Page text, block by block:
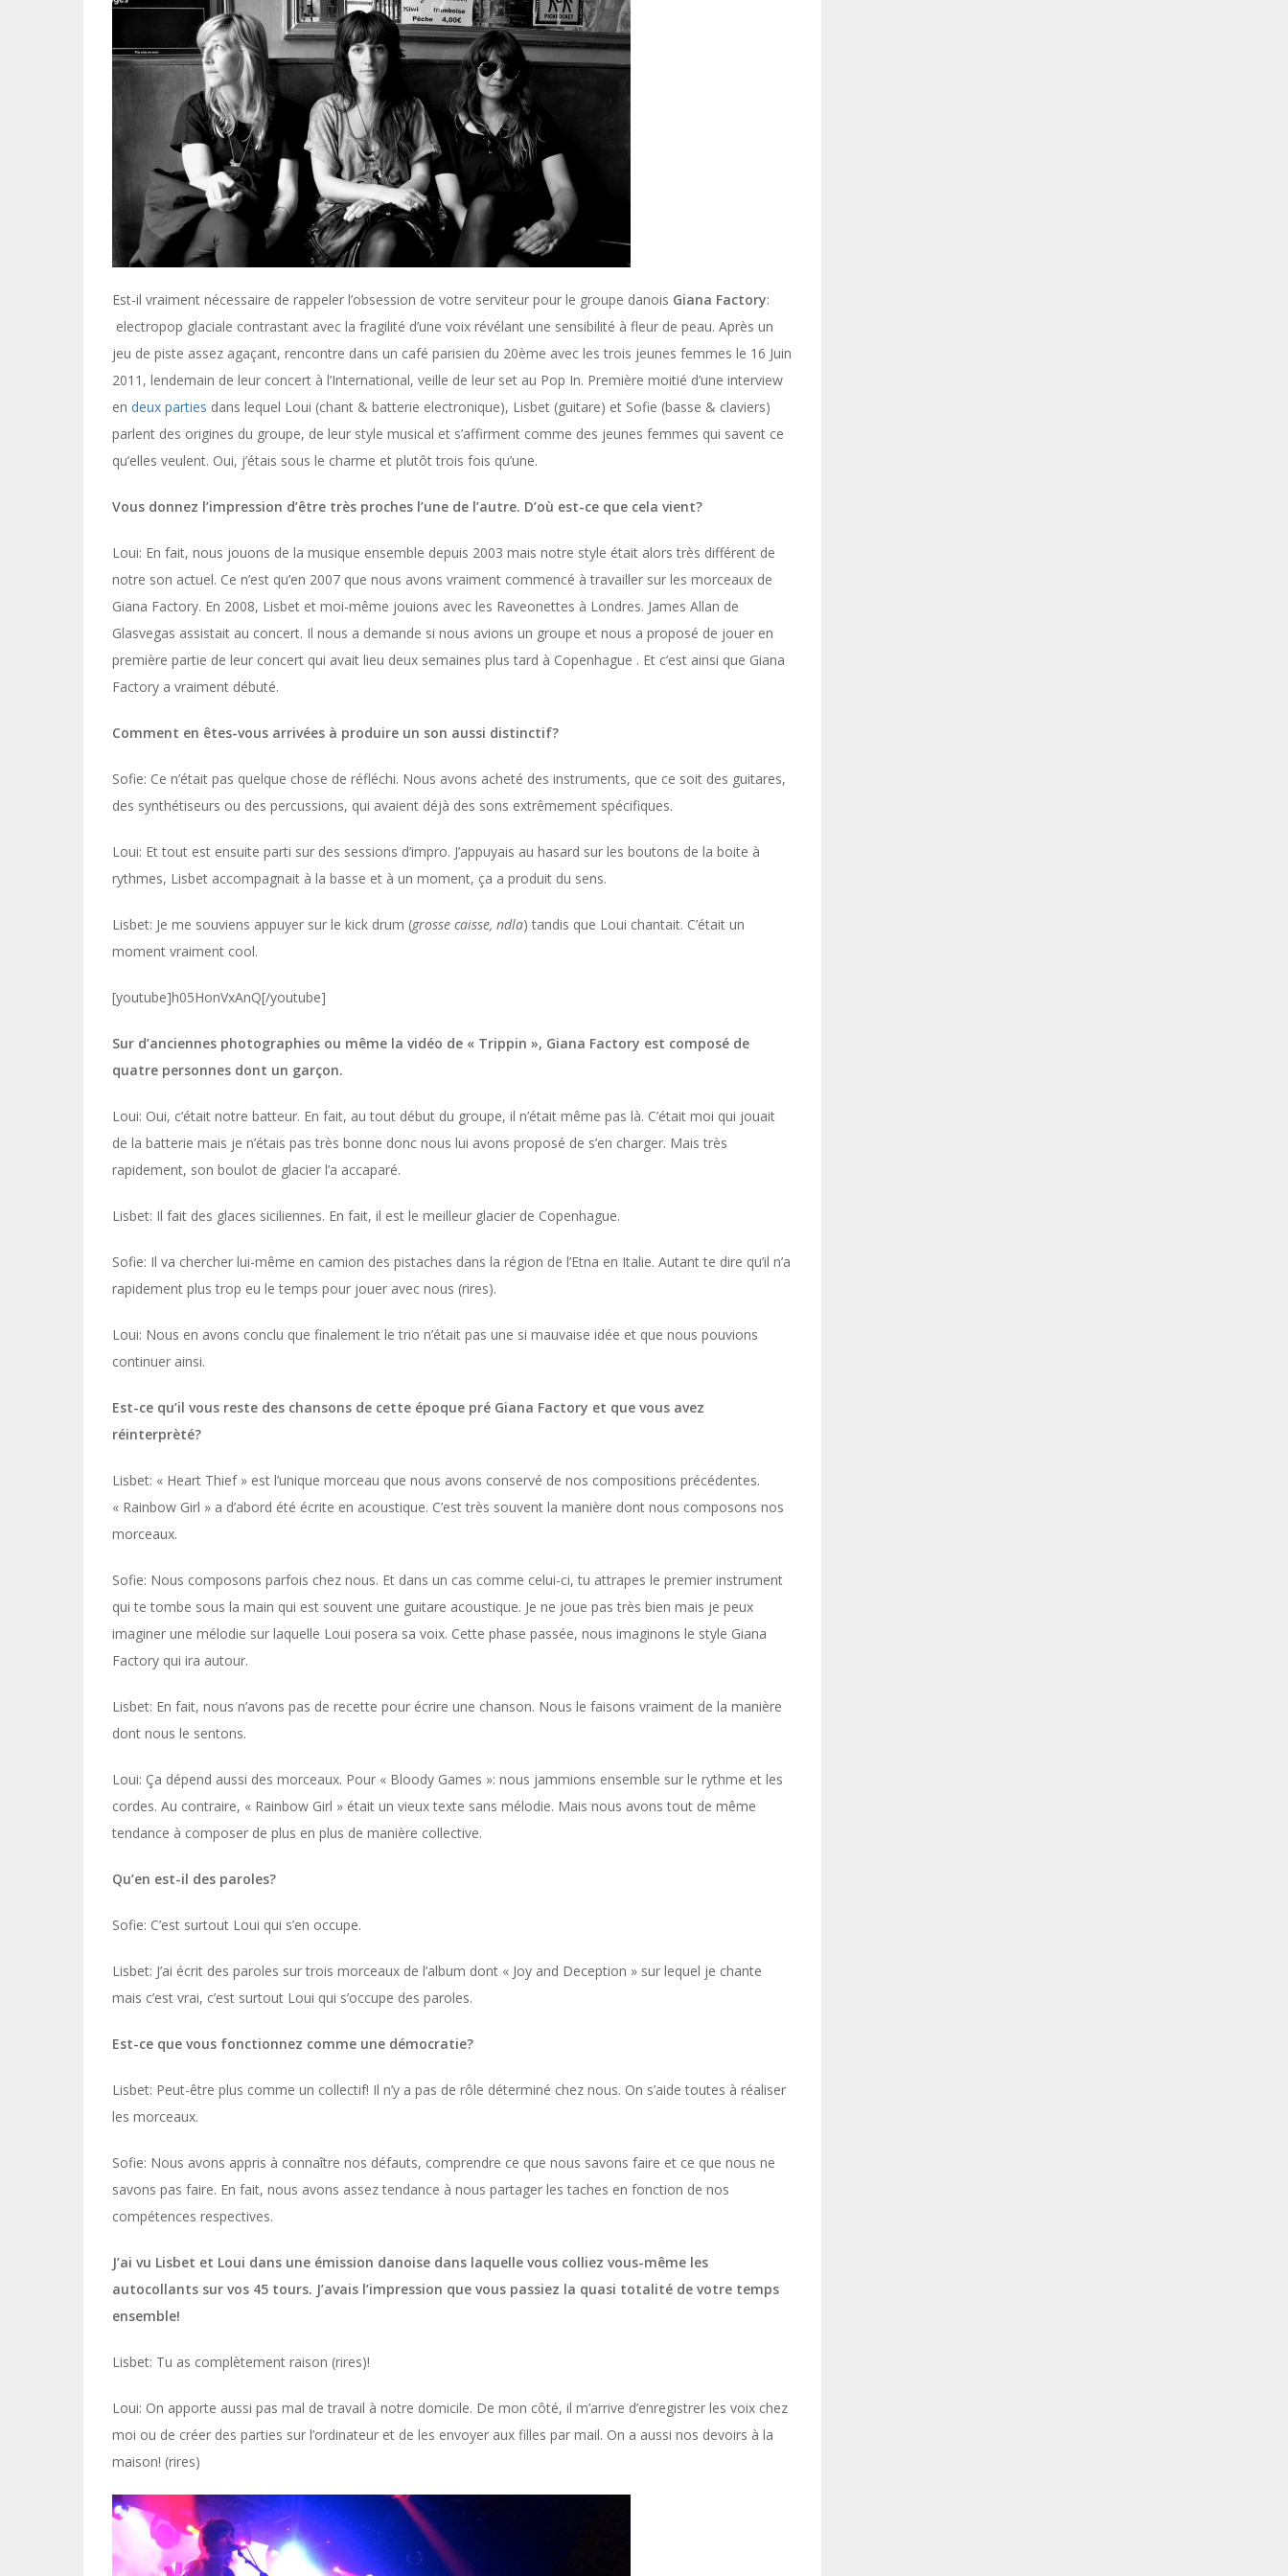
Est-il vraiment nécessaire de rappeler l’obsession de votre serviteur pour le groupe danois Giana Factory:
electropop glaciale contrastant avec la fragilité d’une voix révélant une sensibilité à fleur de peau. Après un
jeu de piste assez agaçant, rencontre dans un café parisien du 20ème avec les trois jeunes femmes le 16 Juin
2011, lendemain de leur concert à l’International, veille de leur set au Pop In. Première moitié d’une interview
en deux parties dans lequel Loui (chant & batterie electronique), Lisbet (guitare) et Sofie (basse & claviers)
parlent des origines du groupe, de leur style musical et s’affirment comme des jeunes femmes qui savent ce
qu’elles veulent. Oui, j’étais sous le charme et plutôt trois fois qu’une.
Vous donnez l’impression d’être très proches l’une de l’autre. D’où est-ce que cela vient?
Loui: En fait, nous jouons de la musique ensemble depuis 2003 mais notre style était alors très différent de
notre son actuel. Ce n’est qu’en 2007 que nous avons vraiment commencé à travailler sur les morceaux de
Giana Factory. En 2008, Lisbet et moi-même jouions avec les Raveonettes à Londres. James Allan de
Glasvegas assistait au concert. Il nous a demande si nous avions un groupe et nous a proposé de jouer en
première partie de leur concert qui avait lieu deux semaines plus tard à Copenhague . Et c’est ainsi que Giana
Factory a vraiment débuté.
Comment en êtes-vous arrivées à produire un son aussi distinctif?
Sofie: Ce n’était pas quelque chose de réfléchi. Nous avons acheté des instruments, que ce soit des guitares,
des synthétiseurs ou des percussions, qui avaient déjà des sons extrêmement spécifiques.
Loui: Et tout est ensuite parti sur des sessions d’impro. J’appuyais au hasard sur les boutons de la boite à
rythmes, Lisbet accompagnait à la basse et à un moment, ça a produit du sens.
Lisbet: Je me souviens appuyer sur le kick drum (grosse caisse, ndla) tandis que Loui chantait. C’était un
moment vraiment cool.
[youtube]h05HonVxAnQ[/youtube]
Sur d’anciennes photographies ou même la vidéo de « Trippin », Giana Factory est composé de
quatre personnes dont un garçon.
Loui: Oui, c’était notre batteur. En fait, au tout début du groupe, il n’était même pas là. C’était moi qui jouait
de la batterie mais je n’étais pas très bonne donc nous lui avons proposé de s’en charger. Mais très
rapidement, son boulot de glacier l’a accaparé.
Lisbet: Il fait des glaces siciliennes. En fait, il est le meilleur glacier de Copenhague.
Sofie: Il va chercher lui-même en camion des pistaches dans la région de l’Etna en Italie. Autant te dire qu’il n’a
rapidement plus trop eu le temps pour jouer avec nous (rires).
Loui: Nous en avons conclu que finalement le trio n’était pas une si mauvaise idée et que nous pouvions
continuer ainsi.
Est-ce qu’il vous reste des chansons de cette époque pré Giana Factory et que vous avez
réinterprèté?
Lisbet: « Heart Thief » est l’unique morceau que nous avons conservé de nos compositions précédentes.
« Rainbow Girl » a d’abord été écrite en acoustique. C’est très souvent la manière dont nous composons nos
morceaux.
Sofie: Nous composons parfois chez nous. Et dans un cas comme celui-ci, tu attrapes le premier instrument
qui te tombe sous la main qui est souvent une guitare acoustique. Je ne joue pas très bien mais je peux
imaginer une mélodie sur laquelle Loui posera sa voix. Cette phase passée, nous imaginons le style Giana
Factory qui ira autour.
Lisbet: En fait, nous n’avons pas de recette pour écrire une chanson. Nous le faisons vraiment de la manière
dont nous le sentons.
Loui: Ça dépend aussi des morceaux. Pour « Bloody Games »: nous jammions ensemble sur le rythme et les
cordes. Au contraire, « Rainbow Girl » était un vieux texte sans mélodie. Mais nous avons tout de même
tendance à composer de plus en plus de manière collective.
Qu’en est-il des paroles?
Sofie: C’est surtout Loui qui s’en occupe.
Lisbet: J’ai écrit des paroles sur trois morceaux de l’album dont « Joy and Deception » sur lequel je chante
mais c’est vrai, c’est surtout Loui qui s’occupe des paroles.
Est-ce que vous fonctionnez comme une démocratie?
Lisbet: Peut-être plus comme un collectif! Il n’y a pas de rôle déterminé chez nous. On s’aide toutes à réaliser
les morceaux.
Sofie: Nous avons appris à connaître nos défauts, comprendre ce que nous savons faire et ce que nous ne
savons pas faire. En fait, nous avons assez tendance à nous partager les taches en fonction de nos
compétences respectives.
J’ai vu Lisbet et Loui dans une émission danoise dans laquelle vous colliez vous-même les
autocollants sur vos 45 tours. J’avais l’impression que vous passiez la quasi totalité de votre temps
ensemble!
Lisbet: Tu as complètement raison (rires)!
Loui: On apporte aussi pas mal de travail à notre domicile. De mon côté, il m’arrive d’enregistrer les voix chez
moi ou de créer des parties sur l’ordinateur et de les envoyer aux filles par mail. On a aussi nos devoirs à la
maison! (rires)